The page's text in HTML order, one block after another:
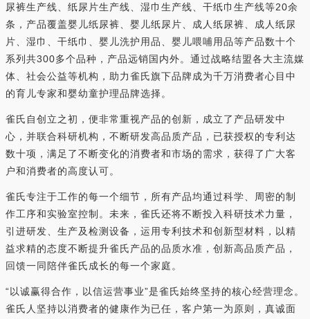
尿裤生产线、纸尿片生产线、湿巾生产线、干纸巾生产线等20余
条，产品覆盖婴儿纸尿裤、婴儿纸尿片、成人纸尿裤、成人纸尿
片、湿巾、干纸巾、婴儿洗护用品、婴儿喂哺用品等产品数十个
系列共300多个品种，产品远销国内外。通过战略结盟各大主流媒
体、社会公益等机构，助力雀氏旗下品牌成为千万消费者心目中
的育儿专家和婴幼童护理品牌选择。
雀氏自创立之初，便非常重视产品的创新，成立了产品研发中
心，并联合科研机构，不断研发高品质产品，已获授权的专利达
数十项，满足了不断变化的消费者和市场的需求，获得了广大客
户和消费者的高度认可。
雀氏专注于工作的每一个细节，所有产品均通过科学、周密的制
作工序和实验室控制。未来，雀氏还将不断投入科研技术力量，
引进研发、生产及检测设备，运用专利技术和创新型材料，以精
益求精的态度不断提升雀氏产品的品质水准，创新高品质产品，
回馈一同陪伴雀氏成长的每一个家庭。
“以诚赢得合作，以信运营事业”是雀氏始终坚持的核心经营理念。
雀氏人坚持以消费者的健康作为已任，客户第一为原则，真诚面